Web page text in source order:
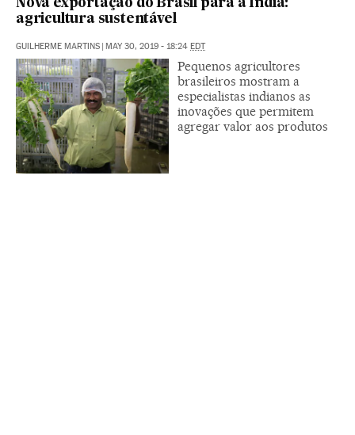
Nova exportação do Brasil para a Índia:
agricultura sustentável
GUILHERME MARTINS | MAY 30, 2019 - 18:24 EDT
Pequenos agricultores
brasileiros mostram a
especialistas indianos as
inovações que permitem
agregar valor aos produtos